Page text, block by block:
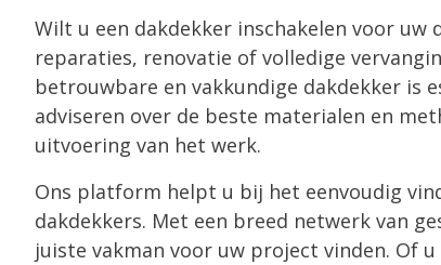
Wilt u een dakdekker inschakelen voor uw
reparaties, renovatie of volledige
betrouwbare en vakkundige dakdekker is
adviseren over de beste materialen en
uitvoering van het werk.
Ons platform helpt u bij het eenvoudig
dakdekkers. Met een breed netwerk van
juiste vakman voor uw project vinden. Of